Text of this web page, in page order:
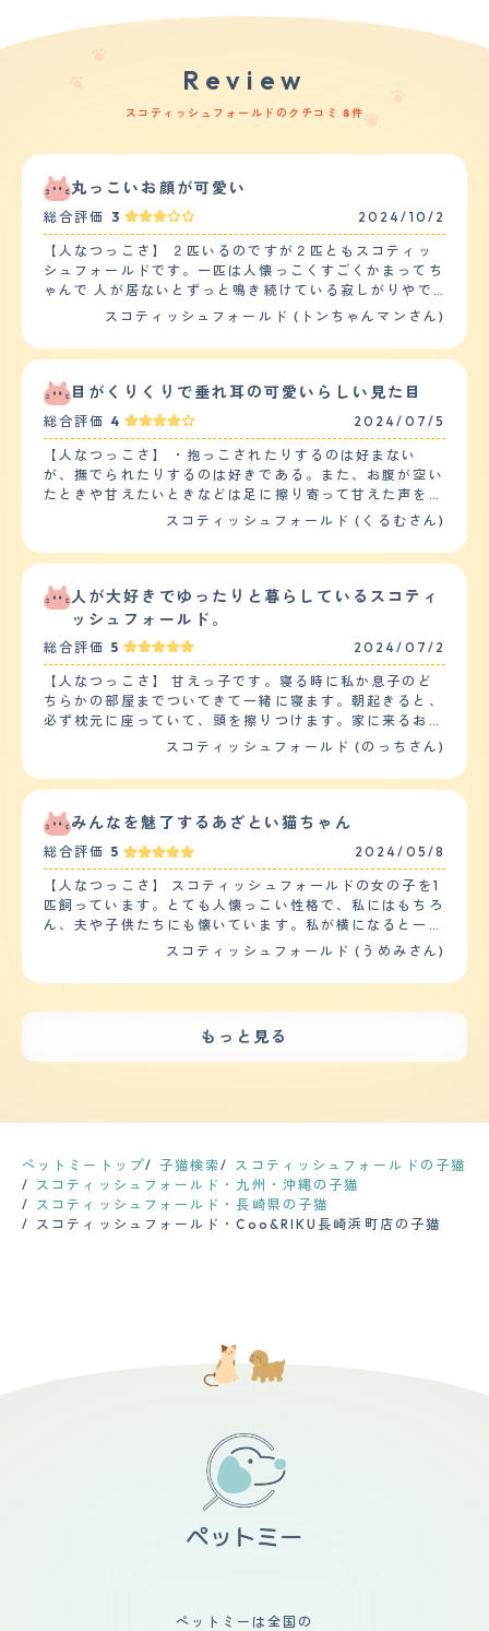
Review
スコティッシュフォールドのクチコミ 8件
丸っこいお顔が可愛い
総合評価 3 2024/10/2
【人なつっこさ】 ２匹いるのですが２匹ともスコティッ
シュフォールドです。一匹は人懐っこくすごくかまってち
ゃんで 人が居ないとずっと鳴き続けている寂しがりやで
す。頭を撫でてあげると喜び社交的な性格なようです。も
う一匹はマイペースで行動もゆっくりで、ほとんど鳴く事
もなく静かで大人しい性格です。抱っこなども嫌がって1
が欲しい時だけ擦り寄ってきますが普段は人に近づく事も
しません。同じ種類の猫でも全然性格が違うもんだなぁと
思っています。 【落ち着き】 ２匹のうちの１匹は落ち着
きがなくいつも人に甘えていたいみたいです。エサや水が
充分にあっても起きている間は人にかまっていて欲しい子
です。とても運動も激しく走り回って遊びたがって飼い主
の方が疲れてしまうくらい落ち着きがないです。 【しつ
けやすさ】 トイレのしつけはあまり失敗はなく覚えまし
にトイレが綺麗かチェックが必要になります。特に訓練な
どはしていません 運動は家の中を走ってるのとキャット
タワーの上り下りでかなりの運動をしています。 【お手
入れ】 毛は長めなのでいつも自宅でブラッシングをして
いますが抜け毛が多いです。毛がふわふわの毛なので部屋
の中は掃除が大変です。猫は自分で毛繕いをするのでその
時に抜けた毛がフローリングの床にたくさん落ちます。で
すので1日に何度も掃除をしなければなりません。エサに
よってはお腹を壊してしまう事が多いのでうんちを見てあ
まり水っぽいエサは避けています。固形のエサもミックス
ってあげるようにしています。 【鳴き声】 鳴き声が大き
がくるのではないかと思っています。特に夜中遅くに鳴き
続けてしまう事があるのでなるべく何度も起きて気を紛ら
わせて遊ばせたりして 鳴かせないようにしています。
【総評】 ペットを迎い入れた事で家族の会話が増えまし
た。いつも一緒に居るので家族が増えましたし家の雰囲気
も明るくなった気がします。２匹のニャンコが居ますが第
かり何が必要か調べてペットショップに相談しに行ったり
けなので大丈夫でした。２匹とも性格は違いますがとても
可愛い家族になりました。
スコティッシュフォールド (トンちゃんマンさん)
目がくりくりで垂れ耳の可愛いらしい見た目
総合評価 4 2024/07/5
【人なつっこさ】 ・抱っこされたりするのは好まない
が、撫でられたりするのは好きである。また、お腹が空い
たときや甘えたいときなどは足に擦り寄って甘えた声を出
すなど人懐っこい部分もある。 ・新参猫に対して、最初
開くと新参猫の体を舐めてあげたり、そばで寝たりなど、
でも興味津々で駆け寄り様子を伺っている。おもちゃなど
などで戯れたりするのも好きである。 【落ち着き】 ・他
遊んでいるが、基本的には落ち着いた性格で、外をみたり
キャットタワーや窓際などのお気に入りの場所で落ち着い
ている。 【しつけやすさ】 ・トイレなどのしつけは特に
訓練することなく、自分で覚えて行うことができた。 ・
家の中で走り回っているのでそれが運動になっている。
ットフードを与えたりするようにして工夫している。
【お手入れ】 ・長毛種なので抜け毛や毛の手入れが特に
大変である。自分でカットをしているが、カットされるの
が嫌いなので限界があり、動物病院などで半年に1度くら
いの頻度で切ってもらっている。こだわりは特になく、顔
周りだけ残してもらって、体は全体的に邪魔にならないよ
うに短く切っていただいている。 ・シャンプーなども嫌
がるので、カットのタイミングで一緒にしてもらってい
る。ブラッシングは定期的に手が空いているときに自分で
耳障りに感じることはない。泣く頻度については、特段多
垂れ耳とくりくりの可愛らしいお目目が印象的で、ペット
のたまらないです。 ・長毛種なので抜け毛の時期などは
気にする方はよく考えた方が良いかもしれません。また、
毛のカットやブラッシングも定期的に行ってあげないと、
毛玉なども飲み込んでしまうので大変です。
スコティッシュフォールド (くるむさん)
人が大好きでゆったりと暮らしているスコティ
ッシュフォールド。
総合評価 5 2024/07/2
【人なつっこさ】 甘えっ子です。寝る時に私か息子のど
ちらかの部屋までついてきて一緒に寝ます。朝起きると、
必ず枕元に座っていて、頭を擦りつけます。家に来るお客
様にも遠慮なく擦り寄ってくるので、お客様を部屋に入れ
ん。お客様の膝の上で眠ってしまったり、甘えてゴロゴロ
と、あとはなすがままになります。息子のお友達がしつこ
く触っても我慢しています。とにかくひとが大好きです。
【落ち着き】 落ち着いたネコだと思います。メスだから
かもしれませんが、大騒ぎしません。特筆すべきは、ほと
んど鳴かないことです。大きな声で鳴いたことがありませ
ん。かと言ってじゃれないわけでもなく、大好きなネズミ
さ】 ペットショップから初めて我が家にきた時から、お
砂に混ぜただけですが、その日のうちにトイレの場所を覚
時にカットしています。爪切りが嫌いな子なので、またた
びで気をそらして、ささっと切るのが我が家流です。
【鳴き声】 前述しましたとおり、ほとんど鳴きません。
ご飯の時に「食べる？」と声をかけると、小さく甲高い声
とても人懐こく愛嬌があります。家に来るお客様がネコ好
きだったりすると、必ず可愛がってくれます。人が大好き
なので夜家族が寝る時は私が息子と一緒に寝ます。冬場は
り心にポッカリ穴が空いていた私たち家族のもとにきてく
れたことに感謝しかありません。
スコティッシュフォールド (のっちさん)
みんなを魅了するあざとい猫ちゃん
総合評価 5 2024/05/8
【人なつっこさ】 スコティッシュフォールドの女の子を1
匹飼っています。とても人懐っこい性格で、私にはもちろ
ん、夫や子供たちにも懐いています。私が横になると一緒
にお腹の上に乗ってきたり、移動するとずっと着いてきた
添ってくれたりもします。他のペットは飼っていません
たくさん愛情注いで一緒にこれからも暮らしていきます！
【落ち着き】 日向ぼっこをしたり、好きな毛布の上でゆ
接してくれます。日頃から本当にのんびり屋さんで落ち着
はそんなに"しつけ"の訓練は必要ないと思いますが、私が
飼っている猫ちゃんには、トイレトレーニングをしまし
た。その結果、飼ってから1度もトイレ以外のところで、
粗相をしたことがありません！子猫の時からトイレトレー
トで拭いています。ですがそんなに溜まるものでもないの
で念の為といったところです。健康的にも特に問題はない
によって鳴き方が違うところまた良いですね。｢ニャー｣
だったり｢クゥン｣と甘えてるような鳴き方だったり、嫌
な時に出すような｢ニャ！｣と短めの鳴き方だったりと
ているところは、お顔はもちろん、模様、鳴き声、性格、
フォルム、たくさんあります。第一印象は"守ってあげた
はなく、猫ちゃんのことも考えながら生活しています。小
スコティッシュフォールド (うめみさん)
もっと見る
ペットミートップ 子猫検索
スコティッシュフォールドの子猫
スコティッシュフォールド・九州・沖縄の子猫
スコティッシュフォールド・長崎県の子猫
スコティッシュフォールド・Coo&RIKU長崎浜町店の子猫
ペットミーは全国の